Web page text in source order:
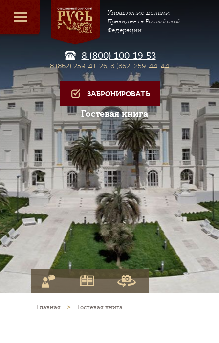
Управление делами
Президента Российской
Федерации
8 (800) 100-19-53
8 (862) 259-41-26, 8 (862) 259-44-44
ЗАБРОНИРОВАТЬ
Гостевая книга
Главная > Гостевая книга